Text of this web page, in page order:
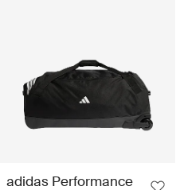
adidas Performance